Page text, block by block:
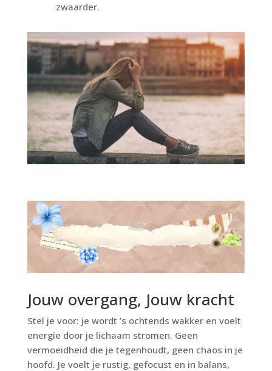
zwaarder.
Jouw overgang, Jouw kracht
Stel je voor: je wordt ’s ochtends wakker en voelt
energie door je lichaam stromen. Geen
vermoeidheid die je tegenhoudt, geen chaos in je
hoofd. Je voelt je rustig, gefocust en in balans,